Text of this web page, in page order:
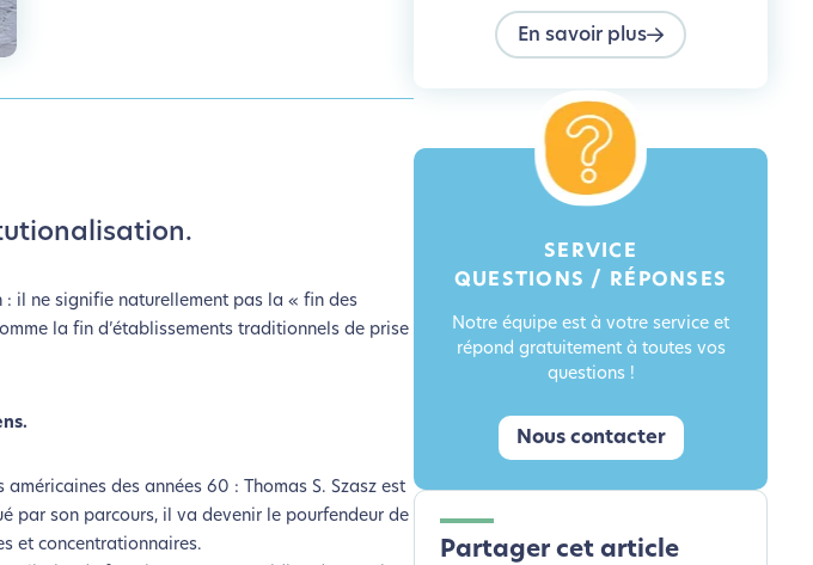
il ne signifie naturellement pas la « fin des
la fin d’établissements traditionnels de prise
des années 60 : Thomas S. Szasz est
par son parcours, il va devenir le pourfendeur de
et concentrationnaires.
En savoir plus
SERVICE
QUESTIONS / RÉPONSES
Notre équipe est à votre service et
répond gratuitement à toutes vos
questions !
Nous contacter
Partager cet article